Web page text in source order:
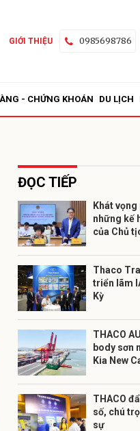
GIỚI THIỆU 0985698786
- CHỨNG KHOÁN DU LỊCH
ĐỌC TIẾP
Khát
những kế
của Chủ
Thaco
triển lãm
Kỳ
THACO
body sơn
Kia New
THACO
số, chú
sự
Gửi